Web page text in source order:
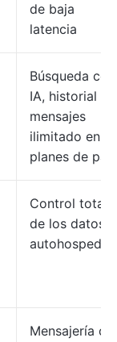
de baja
latencia
Búsqueda con
IA, historial de
mensajes
ilimitado en
planes de
Control total
de los datos,
Mensajería